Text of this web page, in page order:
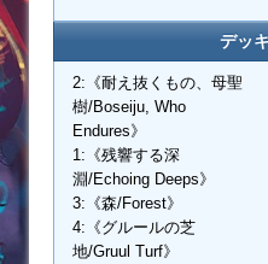
デッ
2:《耐え抜くもの、母聖
樹/Boseiju, Who
Endures》
1:《残響する深
淵/Echoing Deeps》
3:《森/Forest》
4:《グルールの芝
地/Gruul Turf》